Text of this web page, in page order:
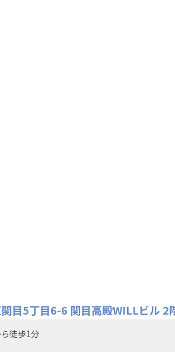
目5丁目6-6 関目高殿WILLビル 2
徒歩1分